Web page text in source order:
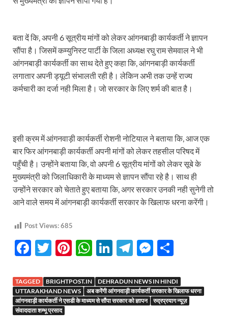
बता दें कि, अपनी 6 सूत्रीय मांगों को लेकर आंगनबाड़ी कार्यकर्ती ने ज्ञापन
सौंपा है। जिसमें कम्युनिस्ट पार्टी के जिला अध्यक्ष रघु राम सेमवाल ने भी
आंगनबाड़ी कार्यकर्ती का साथ देते हुए कहा कि, आंगनबाड़ी कार्यकर्ती
लगातार अपनी ड्यूटी संभालती रही है। लेकिन अभी तक उन्हें राज्य
कर्मचारी का दर्जा नही मिला है। जो सरकार के लिए शर्म की बात है।
इसी क्रम में आंगनवाड़ी कार्यकर्ती रोशनी नोटियाल ने बताया कि, आज एक
बार फिर आंगनबाड़ी कार्यकर्ती अपनी मांगों को लेकर तहसील परिषद में
पहुँची है। उन्होंने बताया कि, वो अपनी 6 सूत्रीय मांगों को लेकर सूबे के
मुख्यमंत्री को जिलाधिकारी के माध्यम से ज्ञापन सौंपा रहे है। साथ ही
उन्होंने सरकार को चेताते हुए बताया कि, अगर सरकार उनकी नही सुनेगी तो
आने वाले समय में आंगनबाड़ी कार्यकर्ती सरकार के खिलाफ धरना करेंगी।
Post Views:685
F
e
b
o
T
itt
er
Pi
er
es
W
at
s
Li
k
e
T
e
gr
M
se
n
ar
e
TAGGED BRIGHTPOST.IN
DEHRADUN NEWS IN HINDI
UTTARAKHAND NEWS
अब करेंगी आंगनवाड़ी कार्यकर्ती सरकार के खिलाफ धरना
आंगनवाड़ी कार्यकर्ती ने एसडी के माध्यम से सौंपा सरकार को ज्ञापन
रुद्रप्रयाग न्यूज़
संवाददाता शम्भू प्रसाद